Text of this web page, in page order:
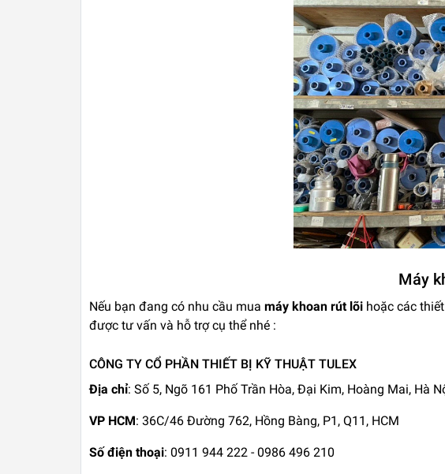
Máy
Nếu bạn đang có nhu cầu mua máy khoan rút lõi hoặc các
được tư vấn và hỗ trợ cụ thể nhé :
CÔNG TY CỔ PHẦN THIẾT BỊ KỸ THUẬT TULEX
Địa chỉ: Số 5, Ngõ 161 Phố Trần Hòa, Đại Kim, Hoàng Mai, Hà
VP HCM: 36C/46 Đường 762, Hồng Bàng, P1, Q11, HCM
Số điện thoại: 0911 944 222 - 0986 496 210